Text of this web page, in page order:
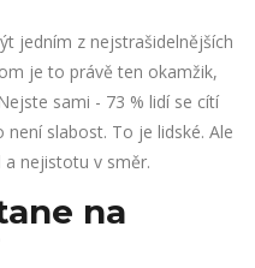
jedním z nejstrašidelnějších
je to právě ten okamžik,
sami - 73 % lidí se cítí
slabost. To je lidské. Ale
nejistotu v směr.
na